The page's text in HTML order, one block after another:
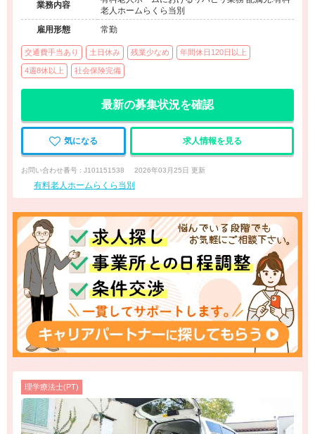
業務内容
老人ホームらくら当別
雇用形態
常勤
交通費手当あり 土日休み 残業少なめ 年間休日120日以上
4週8休以上 社会保険完備
最新の募集状況を確認
気になる 求人情報を見る
お問い合わせ番号 : J101151538 2026年03月25日 更新
有料老人ホームらくら当別
理学療法士(PT)